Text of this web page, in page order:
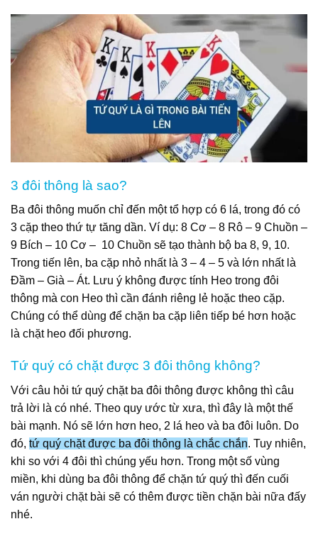
3 đôi thông là sao?
Ba đôi thông muốn chỉ đến một tổ hợp có 6 lá, trong đó có
3 cặp theo thứ tự tăng dần. Ví dụ: 8 Cơ – 8 Rô – 9 Chuồn –
9 Bích – 10 Cơ – 10 Chuồn sẽ tạo thành bộ ba 8, 9, 10.
Trong tiến lên, ba cặp nhỏ nhất là 3 – 4 – 5 và lớn nhất là
Đầm – Già – Át. Lưu ý không được tính Heo trong đôi
thông mà con Heo thì cần đánh riêng lẻ hoặc theo cặp.
Chúng có thể dùng để chặn ba cặp liên tiếp bé hơn hoặc
là chặt heo đối phương.
Tứ quý có chặt được 3 đôi thông không?
Với câu hỏi tứ quý chặt ba đôi thông được không thì câu
trả lời là có nhé. Theo quy ước từ xưa, thì đây là một thế
bài mạnh. Nó sẽ lớn hơn heo, 2 lá heo và ba đôi luôn. Do
đó, tứ quý chặt được ba đôi thông là chắc chắn. Tuy nhiên,
khi so với 4 đôi thì chúng yếu hơn. Trong một số vùng
miền, khi dùng ba đôi thông để chặn tứ quý thì đến cuối
ván người chặt bài sẽ có thêm được tiền chặn bài nữa đấy
nhé.